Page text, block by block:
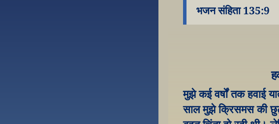
भजन संहिता 135:9
मुझे कई वर्षों तक हवाई
साल मुझे क्रिसमस की